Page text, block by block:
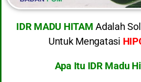
IDR MADU HITAM Adalah
Untuk Mengatasi
Apa Itu IDR Madu